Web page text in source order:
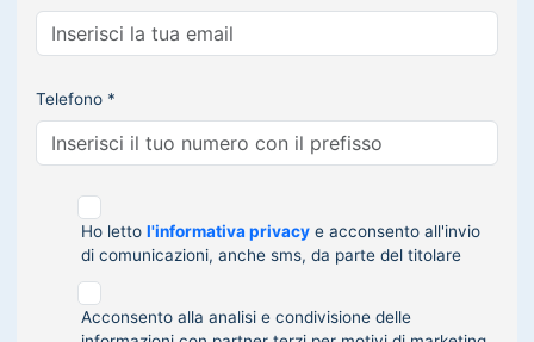
Telefono *
Ho lettol'informativa privacy e acconsento all'invio
di comunicazioni, anche sms, da parte del titolare
Acconsento alla analisi e condivisione delle